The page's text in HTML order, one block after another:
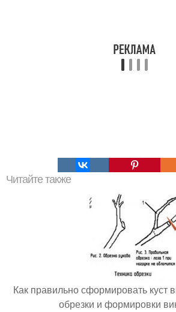
Читайте также
Как правильно сформировать куст
обрезки и формировки